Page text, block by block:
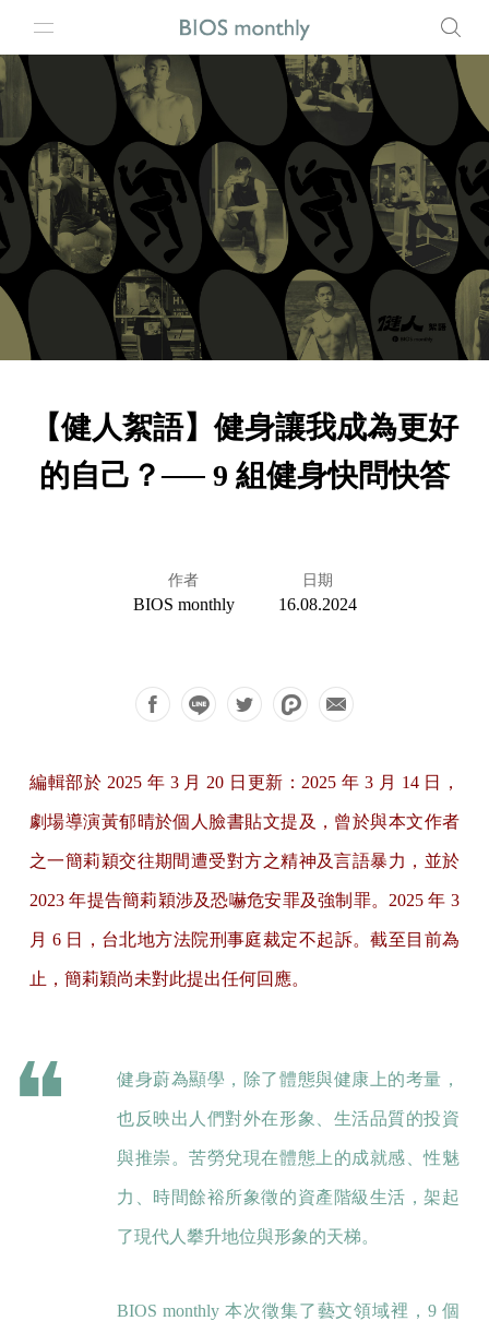
【健人絮語】健身讓我成為更好
的自己？── 9 組健身快問快答
作者
BIOS monthly
日期
16.08.2024
編輯部於 2025 年 3 月 20 日更新：2025 年 3 月 14 日，
劇場導演黃郁晴於個人臉書貼文提及，曾於與本文作者
之一簡莉穎交往期間遭受對方之精神及言語暴力，並於
2023 年提告簡莉穎涉及恐嚇危安罪及強制罪。2025 年 3
月 6 日，台北地方法院刑事庭裁定不起訴。截至目前為
止，簡莉穎尚未對此提出任何回應。
健身蔚為顯學，除了體態與健康上的考量，
也反映出人們對外在形象、生活品質的投資
與推崇。苦勞兌現在體態上的成就感、性魅
力、時間餘裕所象徵的資產階級生活，架起
了現代人攀升地位與形象的天梯。
BIOS monthly 本次徵集了藝文領域裡，9 個